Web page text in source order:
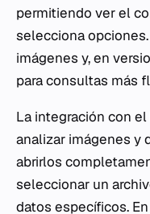
permitiendo ver el
selecciona
imágenes y, en
para consultas más
La integración con
analizar imágenes y
abrirlos
seleccionar un
datos específicos.